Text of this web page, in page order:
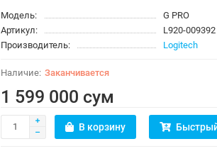
Модель:
G PRO
Артикул:
L920-009392
Производитель:
Logitech
Заканчивается
1 599 000 сум
В корзину